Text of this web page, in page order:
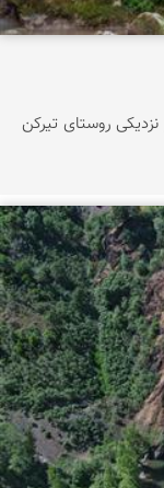
روستای تیرکن